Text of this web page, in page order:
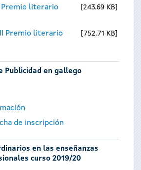
Premio literario
243.69 KB
Premio literario
752.71 KB
Publicidad en gallego
de inscripción
en las enseñanzas
curso 2019/20